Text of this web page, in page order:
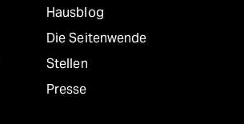
Hausblog
Die Seitenwende
Stellen
Presse